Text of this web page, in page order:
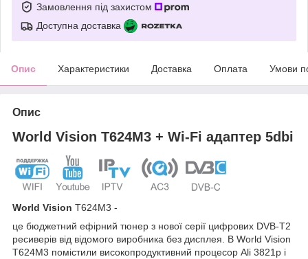
Замовлення під захистом
Доступна доставка
Опис Характеристики Доставка Оплата Умови
Опис
World Vision Т624М3 + Wi-Fi адаптер 5dbi
World Vision Т624М3 -
це бюджетний ефірний тюнер з нової серії цифрових DVB-T2
ресиверів від відомого виробника без дисплея. В World Vision
Т624М3 помістили високопродуктивний процесор Ali 3821p і